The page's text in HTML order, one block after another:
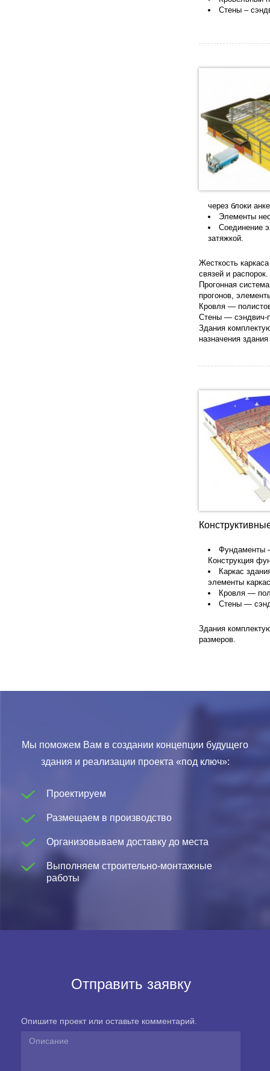
Стены –
через блоки
Элементы
Соединение
затяжкой.
Жесткость
связей и распорок.
Прогонная
прогонов,
Кровля —
Стены — сэндвич-
Здания
назначения
Фундаменты
Конструкция
Каркас
элементы
Кровля —
Стены —
Здания
размеров.
Мы поможем Вам в создании концепции будущего
здания и реализации проекта «под ключ»:
Проектируем
Размещаем в производство
Организовываем доставку до места
Выполняем строительно-монтажные
работы
Отправить заявку
Опишите проект или оставьте комментарий.